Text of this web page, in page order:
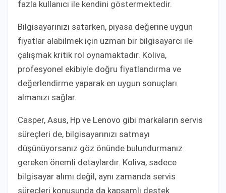
fazla kullanıcı ile kendini göstermektedir.
Bilgisayarınızı satarken, piyasa değerine uygun
fiyatlar alabilmek için uzman bir bilgisayarcı ile
çalışmak kritik rol oynamaktadır. Koliva,
profesyonel ekibiyle doğru fiyatlandırma ve
değerlendirme yaparak en uygun sonuçları
almanızı sağlar.
Casper, Asus, Hp ve Lenovo gibi markaların servis
süreçleri de, bilgisayarınızı satmayı
düşünüyorsanız göz önünde bulundurmanız
gereken önemli detaylardır. Koliva, sadece
bilgisayar alımı değil, aynı zamanda servis
süreçleri konusunda da kapsamlı destek